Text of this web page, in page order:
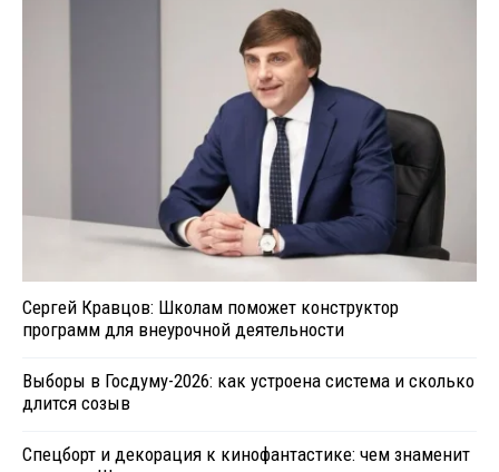
Сергей Кравцов: Школам поможет конструктор
программ для внеурочной деятельности
Выборы в Госдуму-2026: как устроена система и сколько
длится созыв
Спецборт и декорация к кинофантастике: чем знаменит